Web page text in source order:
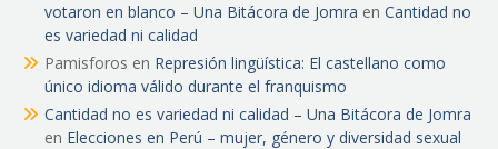
votaron en blanco – Una Bitácora de Jomra en Cantidad no
es variedad ni calidad
Pamisforos en Represión lingüística: El castellano como
único idioma válido durante el franquismo
Cantidad no es variedad ni calidad – Una Bitácora de Jomra
en Elecciones en Perú – mujer, género y diversidad sexual